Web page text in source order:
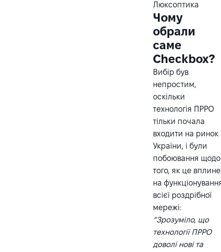
Люксоптика
Чому
обрали
саме
Checkbox?
Вибір був
непростим,
оскільки
технологія ПРРО
тільки почала
входити на ринок
України, і були
побоювання щодо
того, як це вплине
на
всієї роздрібної
мережі:
“Зрозуміло, що
технології ПРРО
доволі нові та